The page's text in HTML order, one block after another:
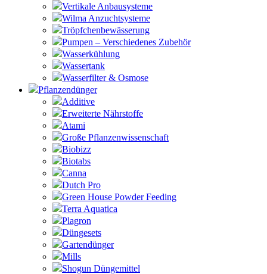
Vertikale Anbausysteme
Wilma Anzuchtsysteme
Tröpfchenbewässerung
Pumpen – Verschiedenes Zubehör
Wasserkühlung
Wassertank
Wasserfilter & Osmose
Pflanzendünger
Additive
Erweiterte Nährstoffe
Atami
Große Pflanzenwissenschaft
Biobizz
Biotabs
Canna
Dutch Pro
Green House Powder Feeding
Terra Aquatica
Plagron
Düngesets
Gartendünger
Mills
Shogun Düngemittel